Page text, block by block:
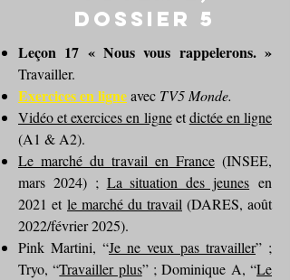
dossier 5
Leçon 17 « Nous vous rappelerons. »
Travailler.
Exercices en ligneavec TV5 Monde.
Vidéo et exercices en ligneetdictée en ligne
(A1 & A2).
Le marché du travail en France(INSEE,
mars 2024) ; La situation des jeunes en
2021 et le marché du travail (DARES, août
2022/février 2025).
Pink Martini, “Je ne veux pas travailler” ;
Tryo, “Travailler plus” ; Dominique A, “Le